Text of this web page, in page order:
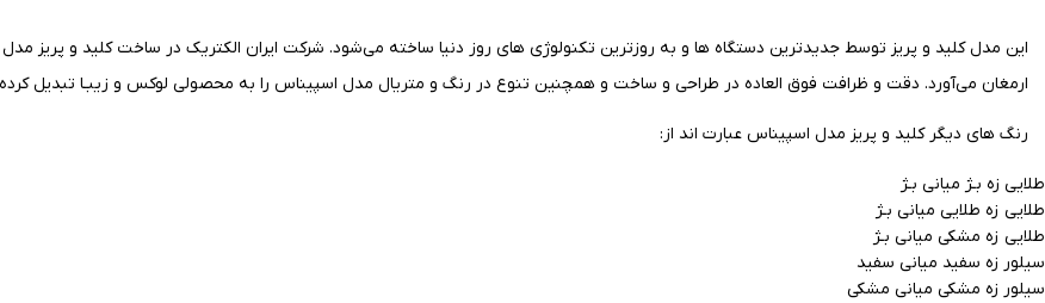
این مدل کلید و پریز توسط جدیدترین دستگاه ها و به روزترین تکنولوژی های روز دنیا ساخته می‌شود. شرکت ایران الکتریک در ساخت کلید و پریز مدل
ارمغان می‌آورد. دقت و ظرافت فوق العاده در طراحی و ساخت و همچنین تنوع در رنگ و متریال مدل اسپیناس را به محصولی لوکس و زیبـا تبدیل
رنگ های دیگر کلید و پریز مدل اسپیناس عبارت اند از:
طلایی زه بـژ میانی بـژ
طلایی زه طلایی میانی بـژ
طلایی زه مشکی میانی بـژ
سیلور زه سفید میانی سفید
سیلور زه مشکی میانی مشکی